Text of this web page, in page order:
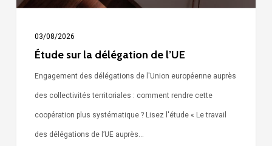
03/08/2026
Étude sur la délégation de l’UE
Engagement des délégations de l'Union européenne auprès
des collectivités territoriales : comment rendre cette
coopération plus systématique ? Lisez l'étude « Le travail
des délégations de l’UE auprès…